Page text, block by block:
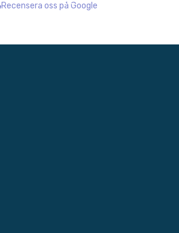
Recensera oss på Google